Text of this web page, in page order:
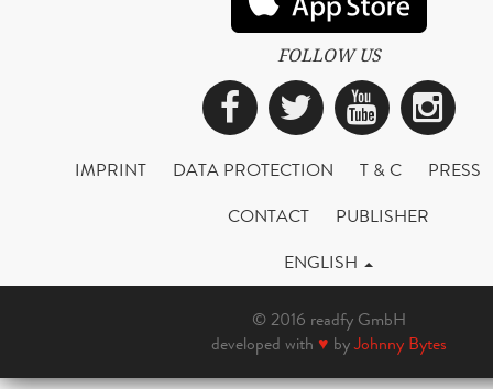
FOLLOW US
Facebook
Twitter
IMPRINT DATA PROTECTION T & C
PRESS
CONTACT
PUBLISHER
ENGLISH
© 2016 readfy GmbH
developed with ♥ byJohnny Bytes